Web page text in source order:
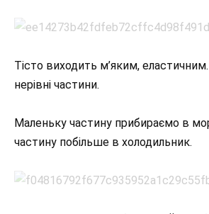
Тісто виходить м’яким,
нерівні частини.
Маленьку частину прибираємо в
частину побільше в холодильник.